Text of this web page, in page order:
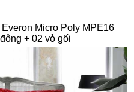
Micro Poly MPE16
+ 02 vỏ gối